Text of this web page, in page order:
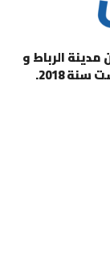
الرباط و
2018.